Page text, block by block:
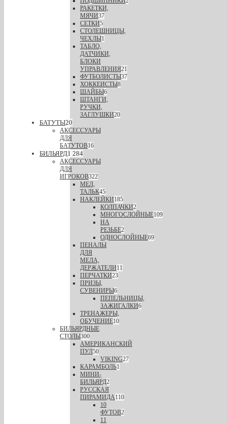
РАКЕТКИ,
МЯЧИ37
СЕТКИ5
СТОЛЕШНИЦЫ,
ЧЕХЛЫ1
ТАБЛО,
ДАТЧИКИ,
БЛОКИ
УПРАВЛЕНИЯ21
ФУТБОЛИСТЫ37
ХОККЕИСТЫ8
ШАЙБЫ6
ШТАНГИ,
РУЧКИ,
ЗАГЛУШКИ20
БАТУТЫ20
АКСЕССУАРЫ
ДЛЯ
БАТУТОВ16
БИЛЬЯРД1 284
АКСЕССУАРЫ
ДЛЯ
ИГРОКОВ322
МЕЛ,
ТАЛЬК45
НАКЛЕЙКИ185
КОЛПАЧКИ2
МНОГОСЛОЙНЫЕ109
НА
РЕЗЬБЕ2
ОДНОСЛОЙНЫЕ69
ПЕНАЛЫ
ДЛЯ
МЕЛА,
ДЕРЖАТЕЛИ11
ПЕРЧАТКИ23
ПРИЗЫ,
СУВЕНИРЫ6
ПЕПЕЛЬНИЦЫ,
ЗАЖИГАЛКИ6
ТРЕНАЖЕРЫ,
ОБУЧЕНИЕ10
БИЛЬЯРДНЫЕ
СТОЛЫ300
АМЕРИКАНСКИЙ
ПУЛ50
VIKING27
КАРАМБОЛЬ1
МИНИ-
БИЛЬЯРД2
РУССКАЯ
ПИРАМИДА110
10
ФУТОВ2
11